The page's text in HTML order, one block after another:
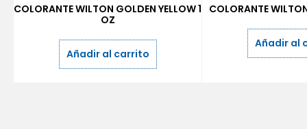
COLORANTE WILTON GOLDEN YELLOW 1
OZ
Añadir al carrito
COLORANTE
Añadir al